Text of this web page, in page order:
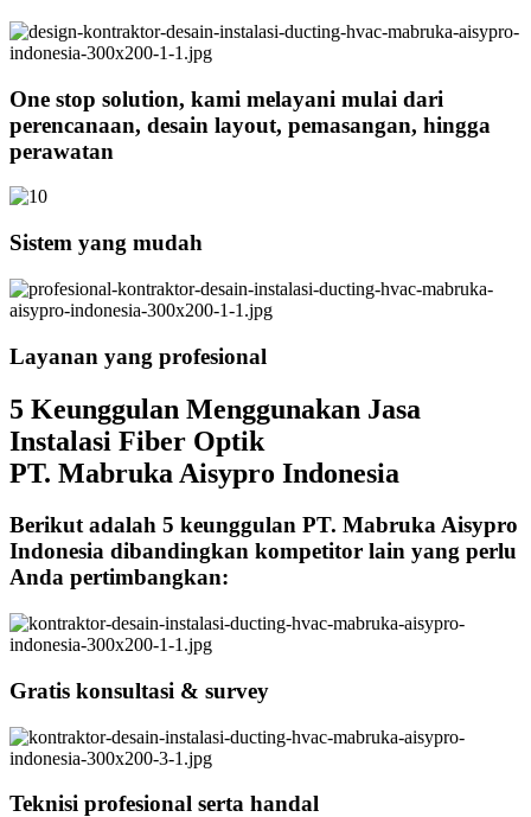
One stop solution, kami melayani mulai dari
perencanaan, desain layout, pemasangan, hingga
perawatan
Sistem yang mudah
Layanan yang profesional
5 Keunggulan Menggunakan Jasa
Instalasi Fiber Optik
PT. Mabruka Aisypro Indonesia
Berikut adalah 5 keunggulan PT. Mabruka Aisypro
Indonesia dibandingkan kompetitor lain yang perlu
Anda pertimbangkan:
Gratis konsultasi & survey
Teknisi profesional serta handal